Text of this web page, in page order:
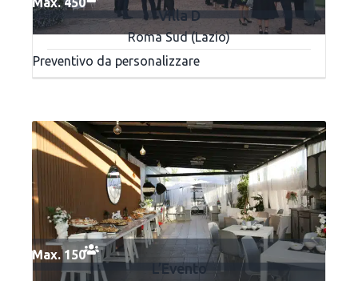
Villa D
Roma Sud (Lazio)
Preventivo da personalizzare
Max. 150
L’Evento